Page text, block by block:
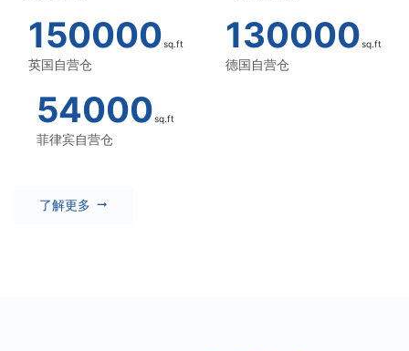
英国自营仓
150000sq.ft
德国自营仓
130000sq.ft
菲律宾自营仓
54000sq.ft
了解更多 arrow_right_alt